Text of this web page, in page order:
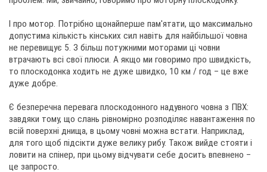
І про мотор. Потрібно щонайперше пам'ятати, що максимально
допустима кількість кінських сил навіть для найбільшої човна
не перевищує 5. З більш потужними моторами ці човни
втрачають всі свої плюси. А якщо ми говоримо про швидкість,
то плоскодонка ходить не дуже швидко, 10 км / год – це вже
дуже добре.
Є безперечна перевага плоскодонного надувного човна з ПВХ:
завдяки тому, що слань рівномірно розподіляє навантаження по
всій поверхні днища, в цьому човні можна встати. Наприклад,
для того щоб підсікти дуже велику рибу. Також вийде стояти і
ловити на спінер, при цьому відчувати себе досить впевнено –
це запросто.